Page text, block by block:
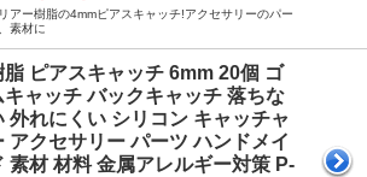
アー樹脂の4mmピアスキャッチ!アクセサリーのパー
素材に
脂 ピアスキャッチ 6mm 20個 ゴ
キャッチ バックキャッチ 落ちな
外れにくい シリコン キャッチャ
アクセサリー パーツ ハンドメイ
素材 材料 金属アレルギー対策 P-